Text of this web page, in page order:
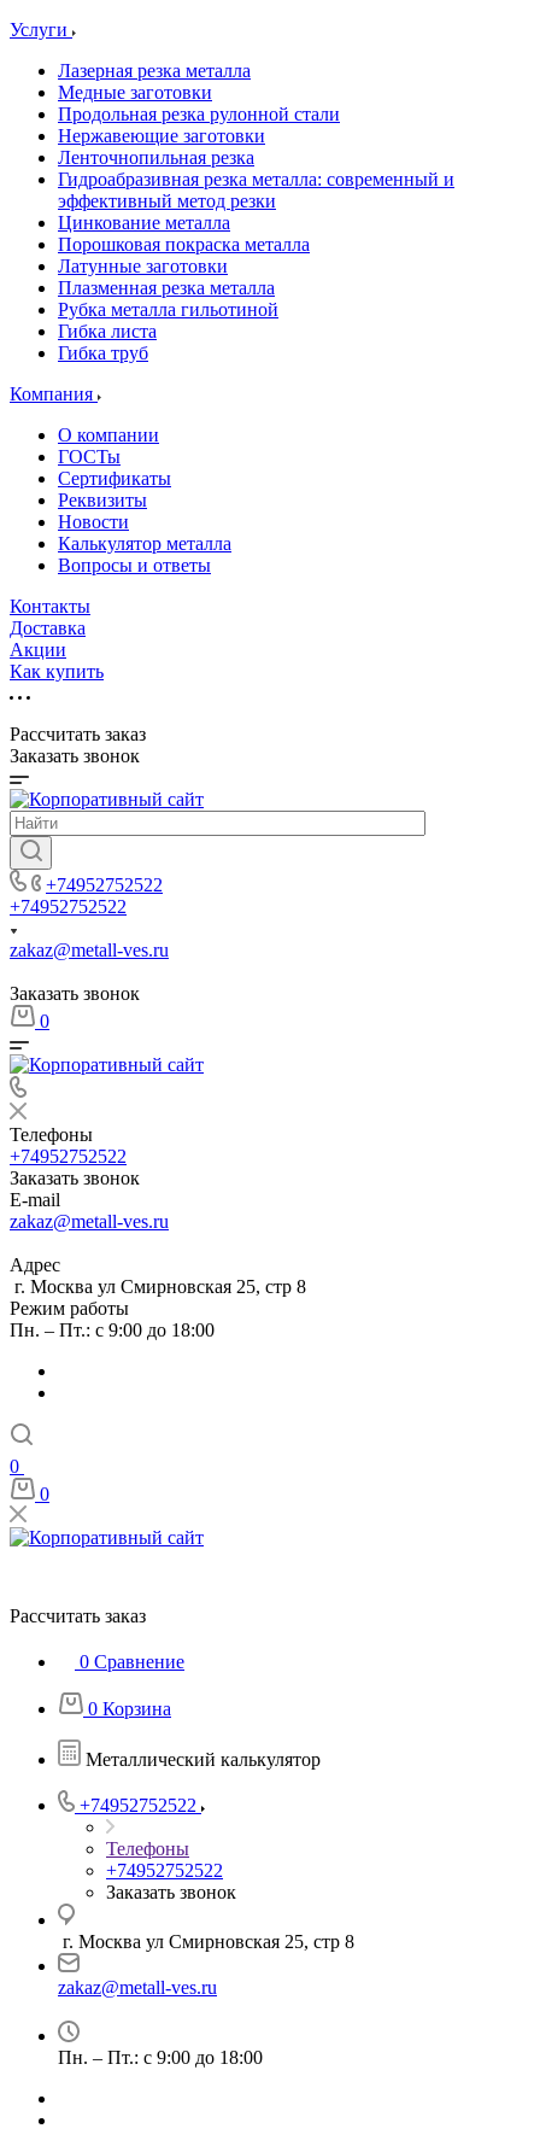
Услуги
Лазерная резка металла
Медные заготовки
Продольная резка рулонной стали
Нержавеющие заготовки
Ленточнопильная резка
Гидроабразивная резка металла: современный и
эффективный метод резки
Цинкование металла
Порошковая покраска металла
Латунные заготовки
Плазменная резка металла
Рубка металла гильотиной
Гибка листа
Гибка труб
Компания
О компании
ГОСТы
Сертификаты
Реквизиты
Новости
Калькулятор металла
Вопросы и ответы
Контакты
Доставка
Акции
Как купить
Рассчитать заказ
Заказать звонок
+74952752522
+74952752522
zakaz@metall-ves.ru
Заказать звонок
0
Телефоны
+74952752522
Заказать звонок
E-mail
zakaz@metall-ves.ru
Адрес
г. Москва ул Смирновская 25, стр 8
Режим работы
Пн. – Пт.: с 9:00 до 18:00
0
0
Рассчитать заказ
0 Сравнение
0 Корзина
Металлический калькулятор
+74952752522
Телефоны
+74952752522
Заказать звонок
г. Москва ул Смирновская 25, стр 8
zakaz@metall-ves.ru
Пн. – Пт.: с 9:00 до 18:00